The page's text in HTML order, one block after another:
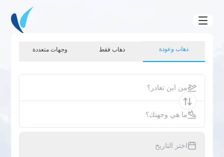
ذهاب وعودة ذهاب فقط وجهات متعددة
من اين تغادر؟
ما هي وجهتك؟
اختر التاريخ